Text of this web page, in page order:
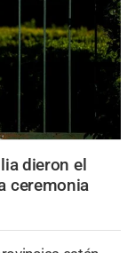
dieron el
ceremonia